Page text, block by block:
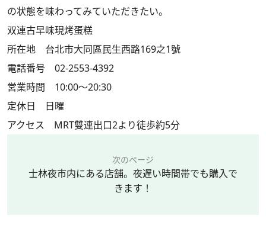
の状態を味わってみていただきたい。
双連古早味現烤蛋糕
所在地 台北市大同區民生西路169之1號
電話番号 02-2553-4392
営業時間 10:00〜20:30
定休日 日曜
アクセス MRT雙連出口2より徒歩約5分
次のページ
士林夜市内にある店舗。夜遅い時間帯でも購入で
きます！